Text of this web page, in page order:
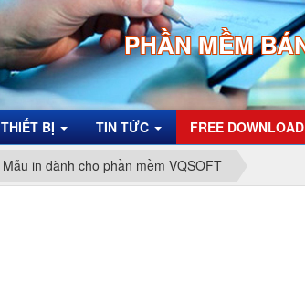
PHẦN MỀM
THIẾT BỊ TIN TỨC FREE DOWNLOAD
Mẫu in dành cho phần mềm VQSOFT